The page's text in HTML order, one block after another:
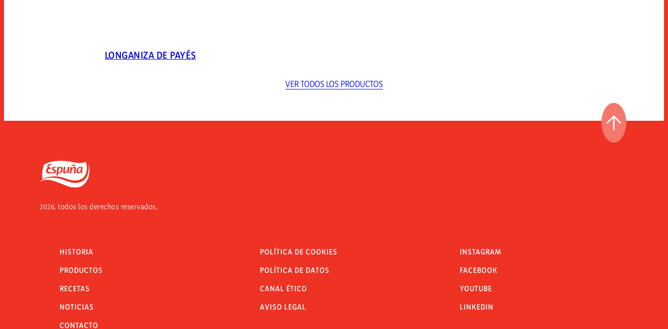
LONGANIZA DE PAYÉS
VER TODOS LOS PRODUCTOS
Espuña
2026, todos los derechos reservados.
HISTORIA
PRODUCTOS
RECETAS
NOTICIAS
CONTACTO
POLÍTICA DE COOKIES
POLÍTICA DE DATOS
CANAL ÉTICO
AVISO LEGAL
INSTAGRAM
FACEBOOK
YOUTUBE
LINKEDIN
IR AL